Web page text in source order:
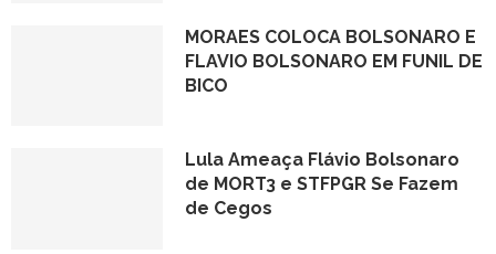
MORAES COLOCA BOLSONARO E
FLAVIO BOLSONARO EM FUNIL DE
BICO
Lula Ameaça Flávio Bolsonaro
de MORT3 e STFPGR Se Fazem
de Cegos